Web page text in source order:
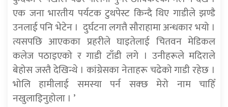
एक जना भारतीय पर्यटक टुथपेस्ट किन्दै थिए गाडीले झण्डै
उनलाई पनि भेटेन । दुर्घटना लगत्तै सौराहामा अन्धकार भयो ।
त्यसपछि आएकका प्रहरीले घाइतेलाई चितवन मेडिकल
कलेज पठाइएको र गाडी टाँडी लगे । उनीहरूले मदिराले
बेहोस जस्तै देखिन्थे । कांग्रेसका नेताहरू चढेको गाडी रहेछ ।
भोलि हामीलाई समस्या पर्न सक्छ मेरो नाम चाहिँ
नखुलाइिनुहोला । ’